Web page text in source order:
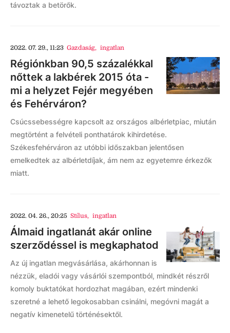
távoztak a betörők.
2022. 07. 29., 11:23 Gazdaság, ingatlan
Régiónkban 90,5 százalékkal
nőttek a lakbérek 2015 óta -
mi a helyzet Fejér megyében
és Fehérváron?
Csúcssebességre kapcsolt az országos albérletpiac, miután
megtörtént a felvételi ponthatárok kihirdetése.
Székesfehérváron az utóbbi időszakban jelentősen
emelkedtek az albérletdíjak, ám nem az egyetemre érkezők
miatt.
2022. 04. 26., 20:25 Stílus, ingatlan
Álmaid ingatlanát akár online
szerződéssel is megkaphatod
Az új ingatlan megvásárlása, akárhonnan is
nézzük, eladói vagy vásárlói szempontból, mindkét részről
komoly buktatókat hordozhat magában, ezért mindenki
szeretné a lehető legokosabban csinálni, megóvni magát a
negatív kimenetelű történésektől.